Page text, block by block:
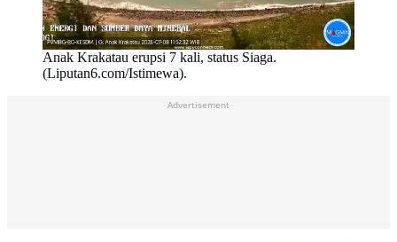
Anak Krakatau erupsi 7 kali, status Siaga.
(Liputan6.com/Istimewa).
Advertisement